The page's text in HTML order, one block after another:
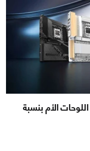
الأم بنسبة